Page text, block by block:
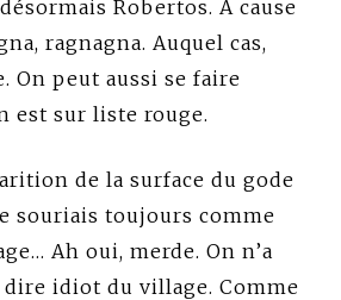
Robertos. A cause
ragnagna. Auquel cas,
On peut aussi se faire
est sur liste rouge.
de la surface du gode
souriais toujours comme
Ah oui, merde. On n’a
idiot du village. Comme